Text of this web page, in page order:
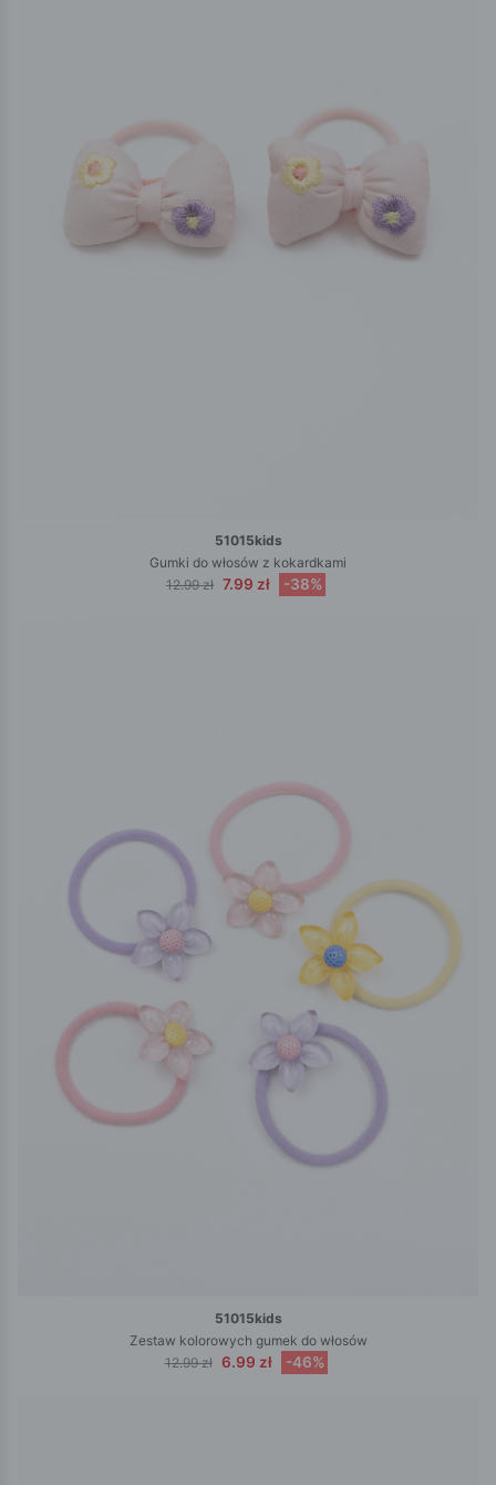
51015kids
Gumki do włosów z kokardkami
12.99 zł 7.99 zł -38%
51015kids
Zestaw kolorowych gumek do włosów
12.99 zł 6.99 zł -46%